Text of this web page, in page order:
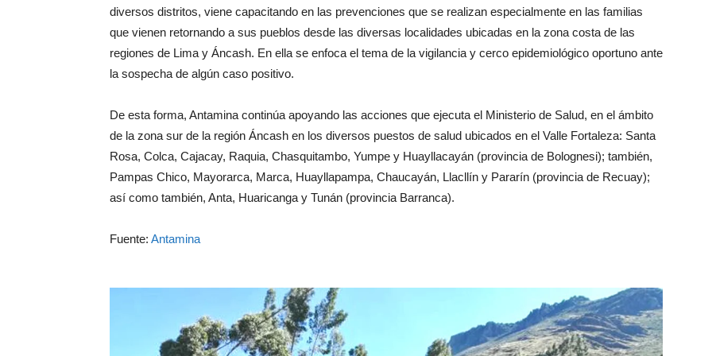
diversos distritos, viene capacitando en las prevenciones que se realizan especialmente en las familias
que vienen retornando a sus pueblos desde las diversas localidades ubicadas en la zona costa de las
regiones de Lima y Áncash. En ella se enfoca el tema de la vigilancia y cerco epidemiológico oportuno ante
la sospecha de algún caso positivo.
De esta forma, Antamina continúa apoyando las acciones que ejecuta el Ministerio de Salud, en el ámbito
de la zona sur de la región Áncash en los diversos puestos de salud ubicados en el Valle Fortaleza: Santa
Rosa, Colca, Cajacay, Raquia, Chasquitambo, Yumpe y Huayllacayán (provincia de Bolognesi); también,
Pampas Chico, Mayorarca, Marca, Huayllapampa, Chaucayán, Llacllín y Pararín (provincia de Recuay);
así como también, Anta, Huaricanga y Tunán (provincia Barranca).
Fuente: Antamina